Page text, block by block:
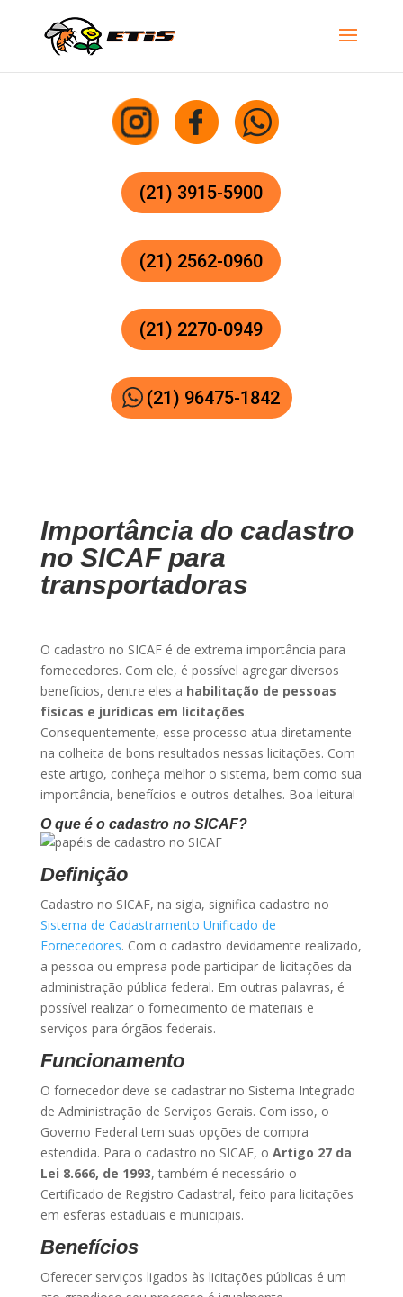
(21) 3915-5900
(21) 2562-0960
(21) 2270-0949
(21) 96475-1842
Importância do cadastro
no SICAF para
transportadoras
O cadastro no SICAF é de extrema importância para
fornecedores. Com ele, é possível agregar diversos
benefícios, dentre eles a habilitação de pessoas
físicas e jurídicas em licitações.
Consequentemente, esse processo atua diretamente
na colheita de bons resultados nessas licitações. Com
este artigo, conheça melhor o sistema, bem como sua
importância, benefícios e outros detalhes. Boa leitura!
O que é o cadastro no SICAF?
Definição
Cadastro no SICAF, na sigla, significa cadastro no
Sistema de Cadastramento Unificado de
Fornecedores. Com o cadastro devidamente realizado,
a pessoa ou empresa pode participar de licitações da
administração pública federal. Em outras palavras, é
possível realizar o fornecimento de materiais e
serviços para órgãos federais.
Funcionamento
O fornecedor deve se cadastrar no Sistema Integrado
de Administração de Serviços Gerais. Com isso, o
Governo Federal tem suas opções de compra
estendida. Para o cadastro no SICAF, o Artigo 27 da
Lei 8.666, de 1993, também é necessário o
Certificado de Registro Cadastral, feito para licitações
em esferas estaduais e municipais.
Benefícios
Oferecer serviços ligados às licitações públicas é um